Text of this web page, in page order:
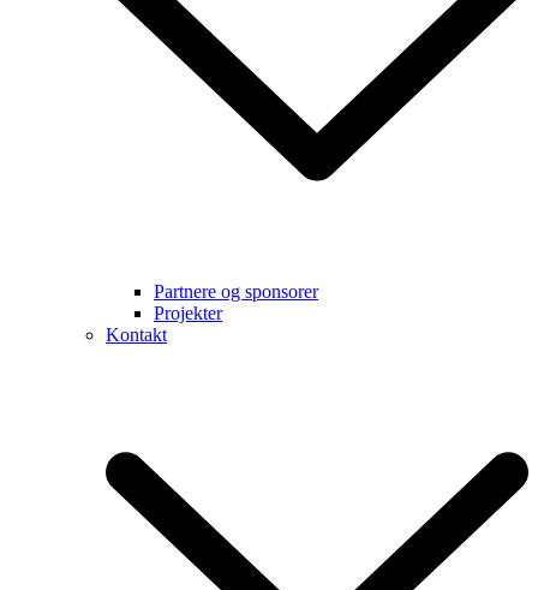
Partnere og sponsorer
Projekter
Kontakt